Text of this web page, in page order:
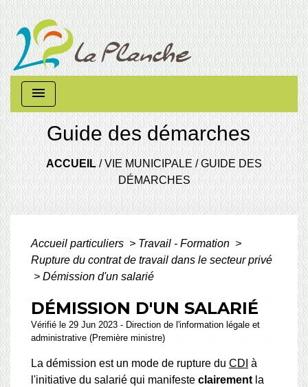
menu
Guide des démarches
ACCUEIL/VIE MUNICIPALE/GUIDE DES
DÉMARCHES
Accueil particuliers > Travail - Formation >
Rupture du contrat de travail dans le secteur privé
> Démission d'un salarié
DÉMISSION D'UN SALARIÉ
Vérifié le 29 Jun 2023 - Direction de l'information légale et
administrative (Première ministre)
La démission est un mode de rupture du CDI à
l'initiative du salarié qui manifeste clairement la